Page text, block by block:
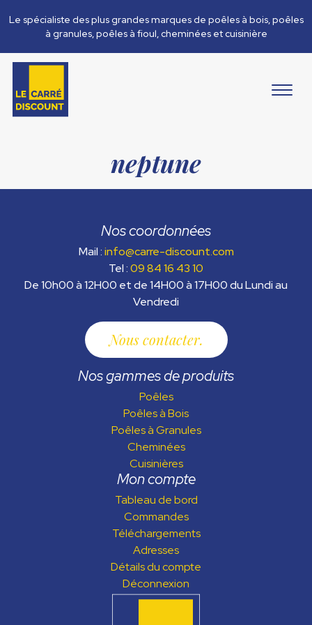
Le spécialiste des plus grandes marques de poêles à bois, poêles
à granules, poêles à fioul, cheminées et cuisinière
neptune
Nos coordonnées
Mail :info@carre-discount.com
Tel :09 84 16 43 10
De 10h00 à 12H00 et de 14H00 à 17H00 du Lundi au
Vendredi
Nous contacter
Nos gammes de produits
Poêles
Poêles à Bois
Poêles à Granules
Cheminées
Cuisinières
Mon compte
Tableau de bord
Commandes
Téléchargements
Adresses
Détails du compte
Déconnexion